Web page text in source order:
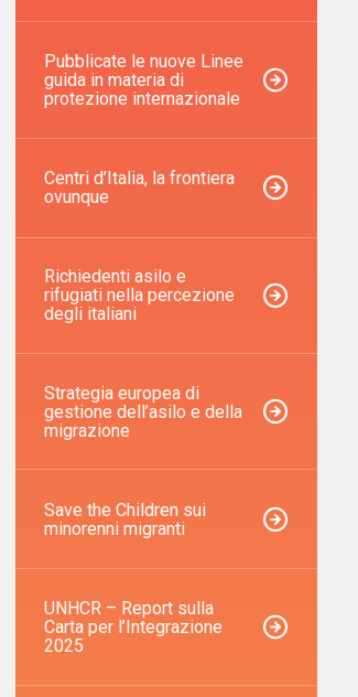
Pubblicate le nuove Linee
guida in materia di
protezione internazionale
Centri d’Italia, la frontiera
ovunque
Richiedenti asilo e
rifugiati nella percezione
degli italiani
Strategia europea di
gestione dell’asilo e della
migrazione
Save the Children sui
minorenni migranti
UNHCR – Report sulla
Carta per l’Integrazione
2025